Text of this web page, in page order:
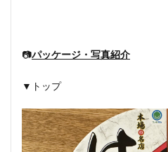
📷パッケージ・写真紹介
▼トップ